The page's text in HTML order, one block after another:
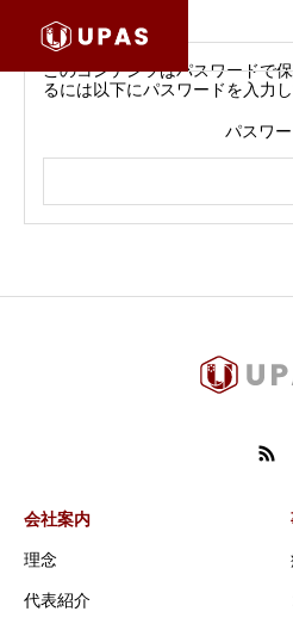
このコンテンツはパスワードで
るには以下にパスワードを入力し
パスワー
会社案内
理念
代表紹介